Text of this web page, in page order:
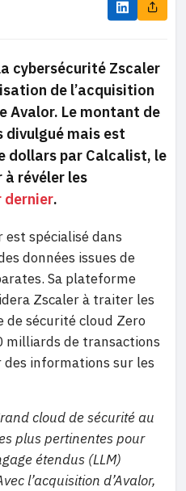
cybersécurité Zscaler
de l’acquisition
Avalor. Le montant de
divulgué mais est
dollars par Calcalist, le
révéler les
dernier.
spécialisé dans
données issues de
Sa plateforme
Zscaler à traiter les
de sécurité cloud Zero
milliards de transactions
informations sur les
cloud de sécurité au
plus pertinentes pour
étendus (LLM)
l’acquisition d’Avalor,